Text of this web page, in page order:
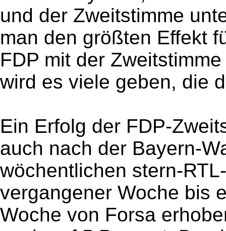
und der Zweitstimme
man den größten Effekt
FDP mit der
wird es viele geben, die
Ein Erfolg der FDP-
auch nach der Bayern-
wöchentlichen stern-
vergangener Woche bis
Woche von Forsa